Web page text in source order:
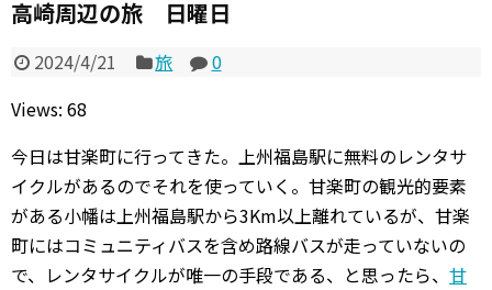
高崎周辺の旅 日曜日
2024/4/21 旅
0
Views: 68
今日は甘楽町に行ってきた。上州福島駅に無料のレンタサ
イクルがあるのでそれを使っていく。甘楽町の観光的要素
がある小幡は上州福島駅から3Km以上離れているが、甘楽
町にはコミュニティバスを含め路線バスが走っていないの
で、レンタサイクルが唯一の手段である、と思ったら、 甘